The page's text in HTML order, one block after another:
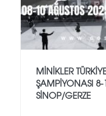
MİNİKLER
ŞAMPİYONASI 8-
SİNOP/GERZE